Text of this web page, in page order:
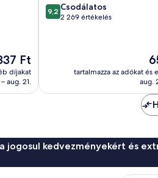
Ft
Ft
díjakat
aug. 21.
9.2
ennyiből:
9,2 Csodálatos
2 269 értékelés
Az
ár
tartalmazza az adókat és
aug.
jogosul kedvezményekért és